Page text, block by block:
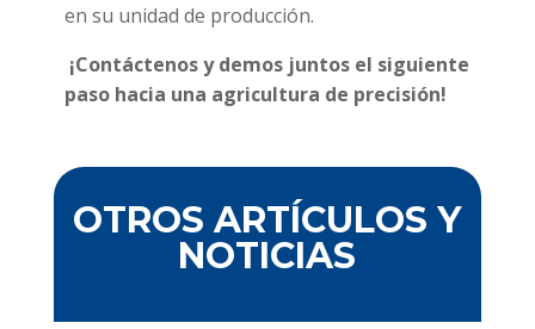
en su unidad de producción.
¡Contáctenos y demos juntos el siguiente
paso hacia una agricultura de precisión!
OTROS ARTÍCULOS Y
NOTICIAS